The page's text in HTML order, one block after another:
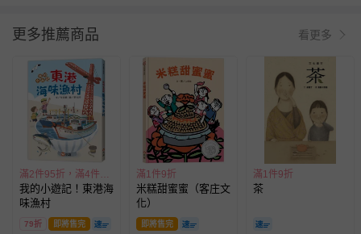
更多推薦商品 看更多
滿2件95折，滿4件89折
我的小遊記！東港海
味漁村
79折 即將售完
滿1件9折
米糕甜蜜蜜（客庄文
化）
即將售完
滿1件9折
茶